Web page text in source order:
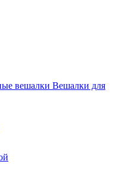
вешалки Вешалки для